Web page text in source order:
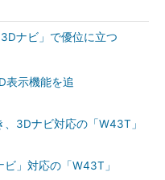
ナビ」で優位に立つ
表示機能を追
3Dナビ対応の「W43T」
」対応の「W43T」